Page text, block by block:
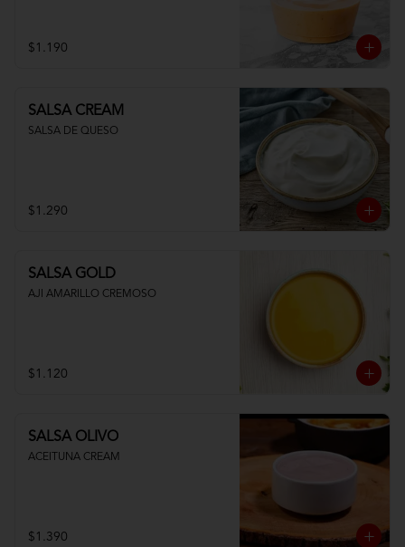
$1.190
SALSA CREAM
SALSA DE QUESO
$1.290
SALSA GOLD
AJI AMARILLO CREMOSO
$1.120
SALSA OLIVO
ACEITUNA CREAM
$1.390